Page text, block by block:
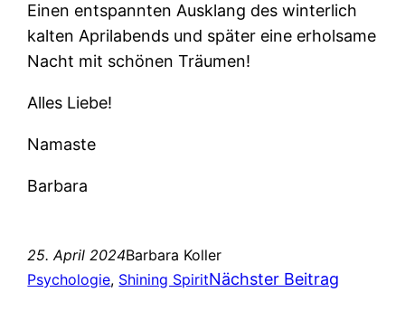
Einen entspannten Ausklang des winterlich
kalten Aprilabends und später eine erholsame
Nacht mit schönen Träumen!
Alles Liebe!
Namaste
Barbara
25. April 2024Barbara Koller
Psychologie, Shining SpiritNächster Beitrag